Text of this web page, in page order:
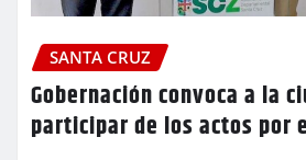
SANTA CRUZ
Gobernación convoca a la
participar de los actos por